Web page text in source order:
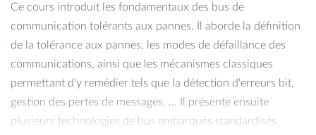
Ce cours introduit les fondamentaux des bus de
communication tolérants aux pannes. Il aborde la définition
de la tolérance aux pannes, les modes de défaillance des
communications, ainsi que les mécanismes classiques
permettant d'y remédier tels que la détection d'erreurs bit,
gestion des pertes de messages, ... Il présente ensuite
plusieurs technologies de bus embarqués standardisés